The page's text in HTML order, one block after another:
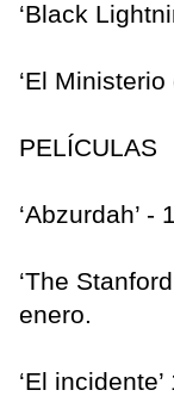
‘Black
‘El Ministerio
PELÍCULAS
‘Abzurdah’ -
‘The
enero.
‘El